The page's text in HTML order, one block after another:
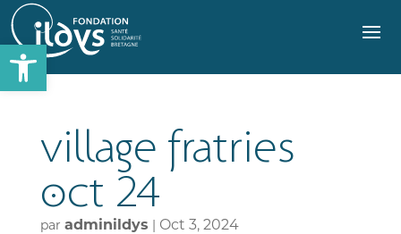
Ouvrir
la
village fratries
oct 24
par adminildys | Oct 3, 2024